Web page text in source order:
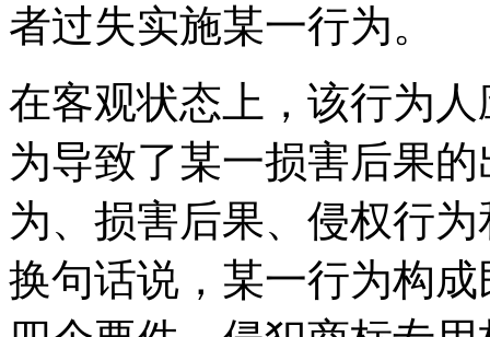
者过失实施某一行为。
在客观状态上，该行为
为导致了某一损害后果
为、损害后果、侵权行
换句话说，某一行为构